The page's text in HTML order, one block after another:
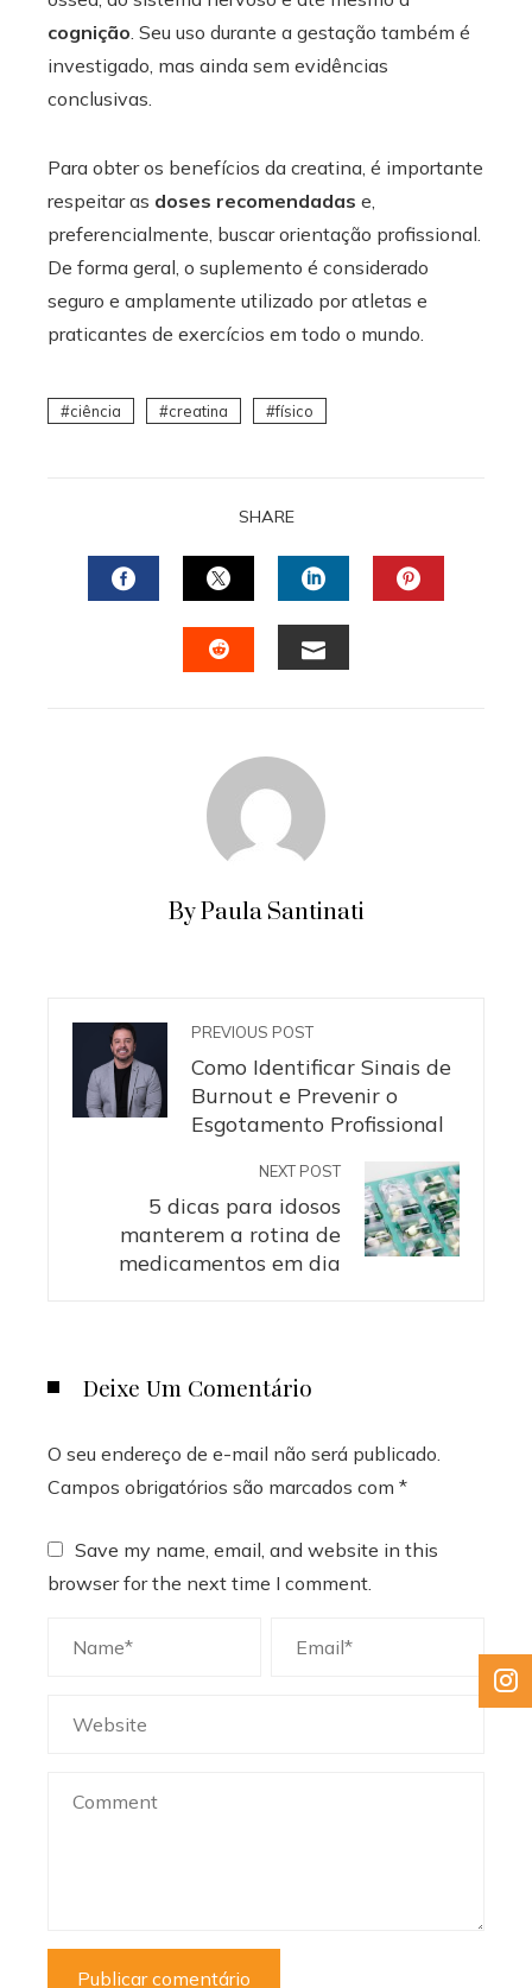
cognição . Seu uso durante a gestação também é
investigado, mas ainda sem evidências
conclusivas.
Para obter os benefícios da creatina, é importante
respeitar as doses recomendadas e,
preferencialmente, buscar orientação profissional.
De forma geral, o suplemento é considerado
seguro e amplamente utilizado por atletas e
praticantes de exercícios em todo o mundo.
ciência creatina físico
SHARE
FACEBOOKTWITTERLINKEDIN
By Paula Santinati
PREVIOUS POST
Como Identificar Sinais de
Burnout e Prevenir o
Esgotamento Profissional
NEXT POST
5 dicas para idosos
manterem a rotina de
medicamentos em dia
Deixe Um Comentário
O seu endereço de e-mail não será publicado.
Campos obrigatórios são marcados com *
Save my name, email, and website in this
browser for the next time I comment.